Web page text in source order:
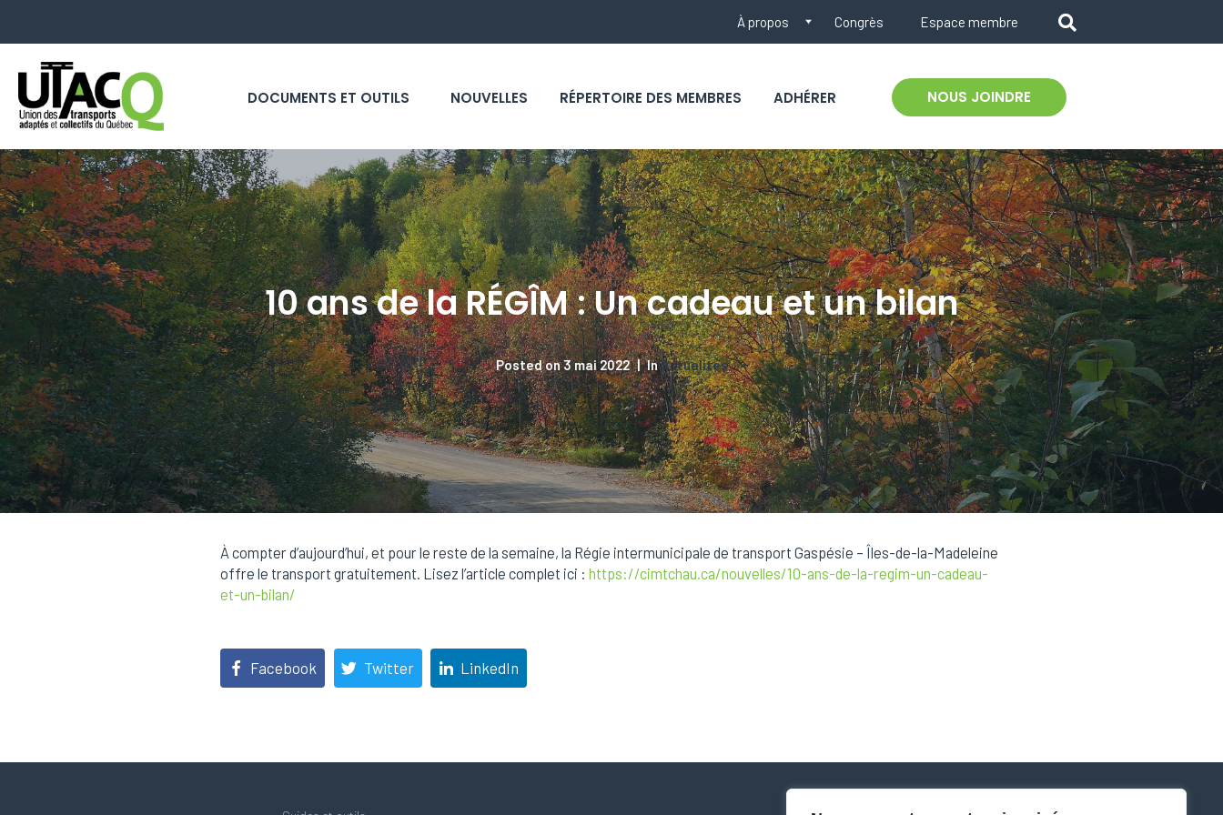
À propos Congrès Espace membre
DOCUMENTS ET OUTILS NOUVELLES RÉPERTOIRE DES MEMBRES ADHÉRER NOUS JOINDRE
10 ans de la RÉGÎM : Un cadeau et un bilan
Posted on3 mai 2022 InActualités
À compter d’aujourd’hui, et pour le reste de la semaine, la Régie intermunicipale de transport Gaspésie – Îles-de-la-Madeleine
offre le transport gratuitement. Lisez l’article complet ici : https://cimtchau.ca/nouvelles/10-ans-de-la-regim-un-cadeau-
et-un-bilan/
Facebook Twitter LinkedIn